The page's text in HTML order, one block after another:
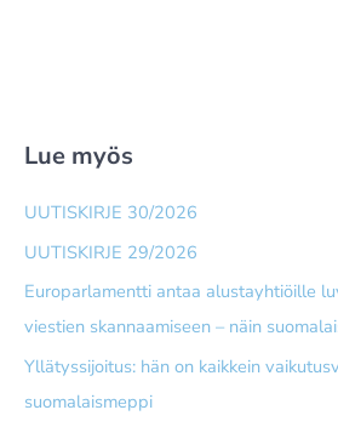
Lue myös
UUTISKIRJE 30/2026
UUTISKIRJE 29/2026
Europarlamentti antaa alusta­yhtiöille
viestien skannaamiseen – näin
Yllätyssijoitus: hän on kaikkein
suomalaismeppi